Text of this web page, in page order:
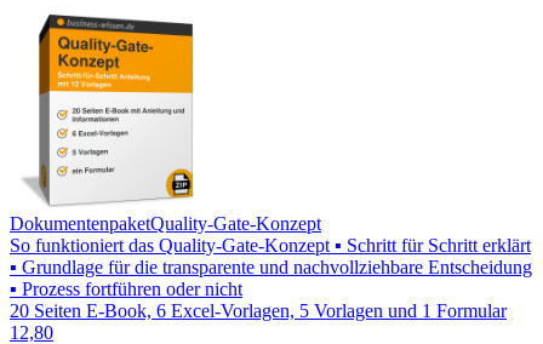
DokumentenpaketQuality-Gate-Konzept
So funktioniert das Quality-Gate-Konzept ▪ Schritt für Schritt erklärt
▪ Grundlage für die transparente und nachvollziehbare Entscheidung
▪ Prozess fortführen oder nicht
20 Seiten E-Book, 6 Excel-Vorlagen, 5 Vorlagen und 1 Formular
12,80